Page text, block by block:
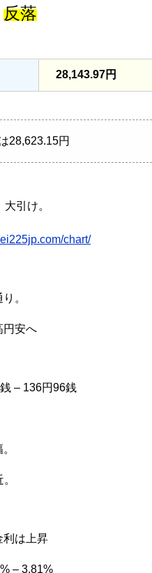
反落
28,143.97円
28,623.15円
大引け。
chart/
。
円安へ
– 136円96銭
利は上昇
– 3.81%